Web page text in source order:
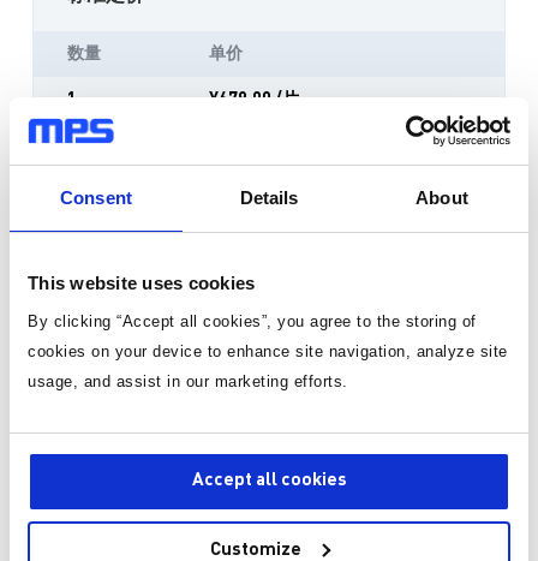
Consent Details About
This website uses cookies
By clicking “Accept all cookies”, you agree to the storing of
cookies on your device to enhance site navigation, analyze site
usage, and assist in our marketing efforts.
Accept all cookies
Customize
数量 单价
1 ¥679.00 /片
3-10个工作日内到货。 每单运费仅为 5 美元。
数量
加入购物车